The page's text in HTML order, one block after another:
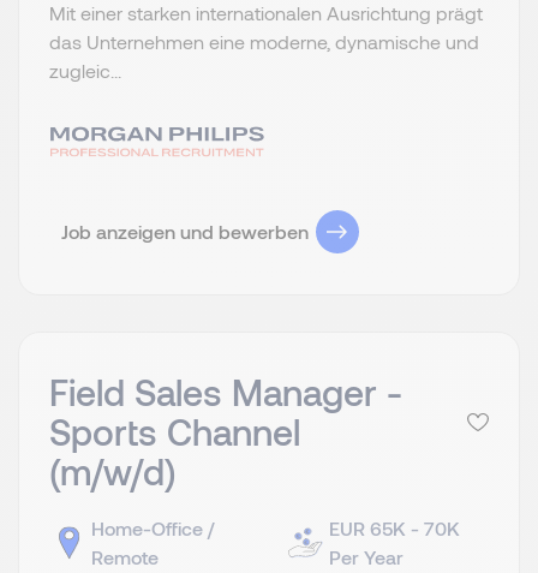
Mit einer starken internationalen Ausrichtung prägt
das Unternehmen eine moderne, dynamische und
zugleic...
Job anzeigen und bewerben
Field Sales Manager -
Sports Channel
(m/w/d)
Home-Office /
Remote
EUR 65K - 70K
Per Year